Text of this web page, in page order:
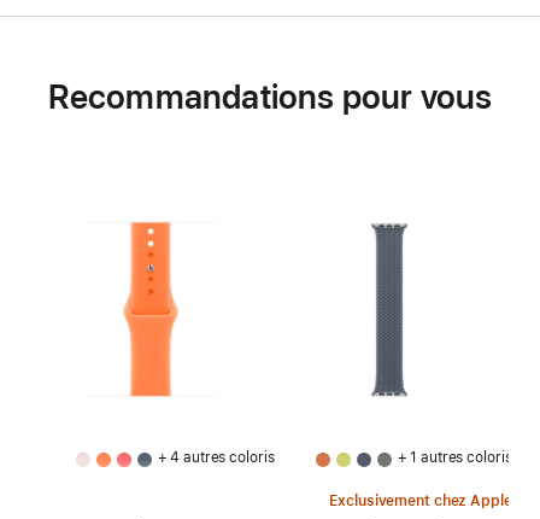
Recommandations pour vous
+ 4 autres coloris + 1 autres coloris
Exclusivement chez Apple